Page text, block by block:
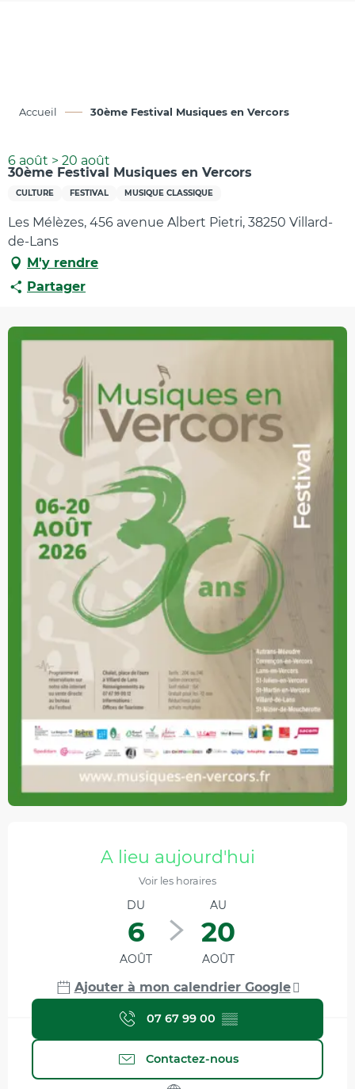
Accueil 30ème Festival Musiques en Vercors
6 août > 20 août
30ème Festival Musiques en Vercors
CULTURE FESTIVAL MUSIQUE CLASSIQUE
Les Mélèzes, 456 avenue Albert Pietri, 38250 Villard-
de-Lans
M'y rendre
Partager
Ouverture et coordonnées
A lieu aujourd'hui
Voir les horaires
DU
6
AOÛT
AU
20
AOÛT
Ajouter à mon calendrier Google
07 67 99 00 ▒▒
Contactez-nous